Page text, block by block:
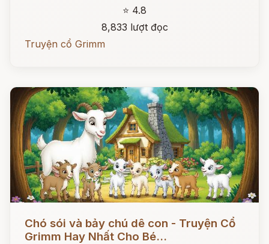
⭐ 4.8
8,833 lượt đọc
Truyện cổ Grimm
Chó sói và bảy chú dê con - Truyện Cổ
Grimm Hay Nhất Cho Bé...